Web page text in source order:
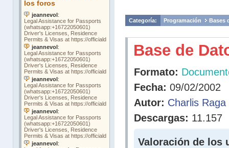
Categoría: Programación Bases
Base de
Formato:
Fecha: 09/02/2002
Autor: Charlis Raga
Descargas: 11.157
Valoración de los